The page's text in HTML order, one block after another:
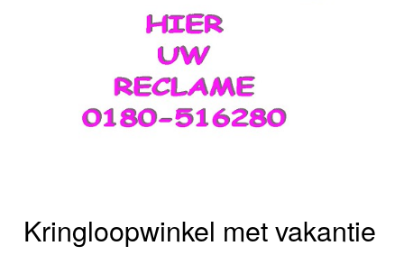
Kringloopwinkel met vakantie